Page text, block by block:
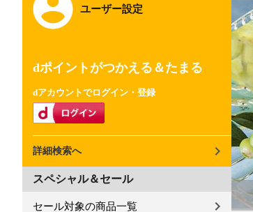
ユーザー設定
dポイントがつかえる＆たまる
dアカウントでログイン・登録
詳細検索へ
スペシャル＆セール
セール対象の商品一覧